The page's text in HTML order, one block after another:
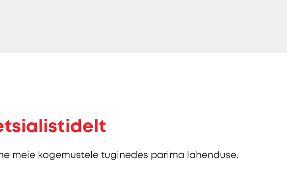
meie kogemustele tuginedes parima lahenduse.